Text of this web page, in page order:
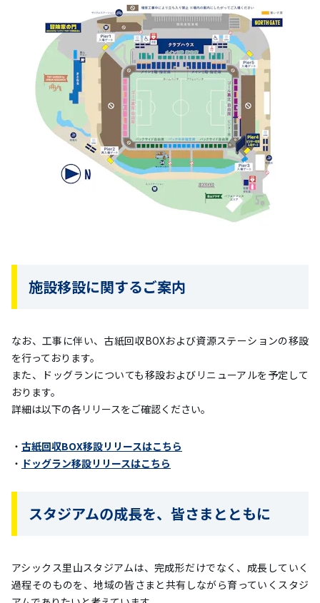
施設移設に関するご案内
なお、工事に伴い、古紙回収BOXおよび資源ステーションの移設
を行っております。
また、ドッグランについても移設およびリニューアルを予定して
おります。
詳細は以下の各リリースをご確認ください。
・ 古紙回収BOX移設リリースはこちら
・ ドッグラン移設リリースはこちら
スタジアムの成長を、皆さまとともに
アシックス里山スタジアムは、完成形だけでなく、成長していく
過程そのものを、地域の皆さまと共有しながら育っていくスタジ